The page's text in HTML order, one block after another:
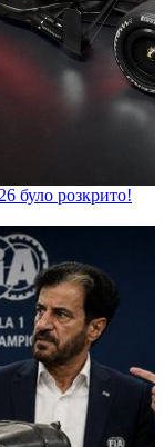
було розкрито!